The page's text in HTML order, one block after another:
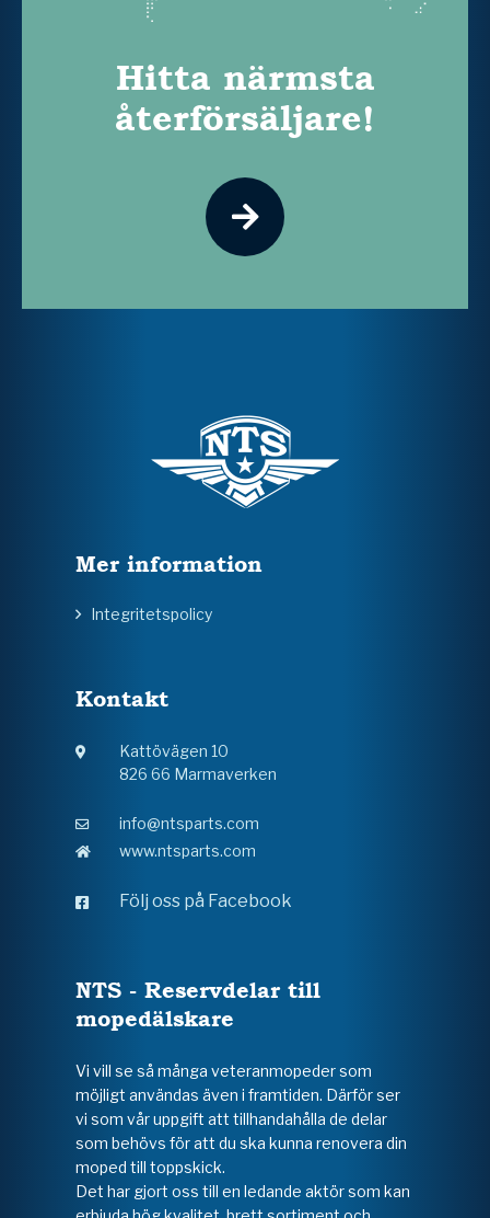
Hitta närmsta
återförsäljare!
Mer information
Integritetspolicy
Kontakt
Kattövägen 10
826 66 Marmaverken
info@ntsparts.com
www.ntsparts.com
Följ oss på Facebook
NTS - Reservdelar till
mopedälskare
Vi vill se så många veteranmopeder som
möjligt användas även i framtiden. Därför ser
vi som vår uppgift att tillhandahålla de delar
som behövs för att du ska kunna renovera din
moped till toppskick.
Det har gjort oss till en ledande aktör som kan